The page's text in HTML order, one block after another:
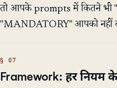
तो आपके prompts में कितने भी
"MANDATORY" आपको नहीं
Framework: हर नियम